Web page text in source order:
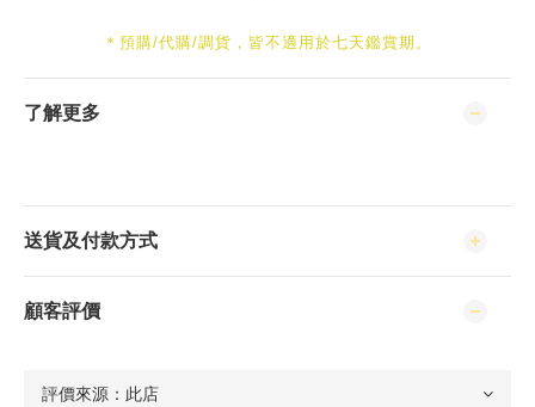
＊預購/代購/調貨，皆不適用於七天鑑賞期。
了解更多
送貨及付款方式
顧客評價